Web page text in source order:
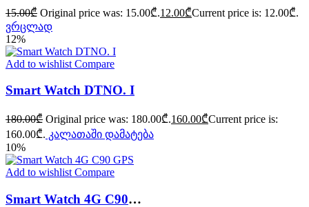
15.00₾ Original price was: 15.00₾.12.00₾Current price is: 12.00₾.
ვრცლად
12%
Add to wishlist Compare
Smart Watch DTNO. I
180.00₾ Original price was: 180.00₾.160.00₾Current price is:
160.00₾. კალათაში დამატება
10%
Add to wishlist Compare
Smart Watch 4G C90 GPS